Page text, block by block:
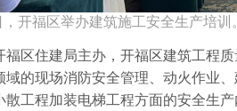
开福区举办建筑施工安全生产培训
福区住建局主办，开福区建筑工程
域的现场消防安全管理、动火作业
散工程加装电梯工程方面的安全生